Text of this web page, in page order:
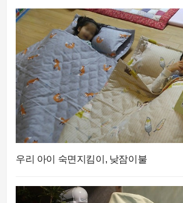
우리 아이 숙면지킴이, 낮잠이불